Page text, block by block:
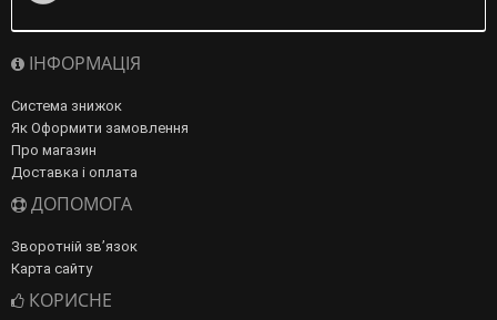
ІНФОРМАЦІЯ
Система знижок
Як Оформити замовлення
Про магазин
Доставка і оплата
ДОПОМОГА
Зворотній зв’язок
Карта сайту
КОРИСНЕ